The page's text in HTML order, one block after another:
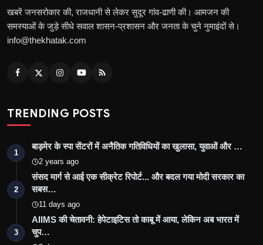
खबरें जनसरोकार की, राजधानी से लेकर सुदूर गांव-ढाणी की। आमजन की
समस्याओं के जुड़े सीधे सवाल शासन-प्रशासन और जनता के चुने नुमाइंदों से।
info@thekhatak.com
TRENDING POSTS
1
बाड़मेर के स्पा सेंटरों में अनैतिक गतिविधियों का खुलासा, युवाओं और …
2 years ago
2
संसद मार्ग से आई एक सीक्रेट रिपोर्ट... और बदल गया मोदी सरकार का
सबस…
11 days ago
3
AIIMS की चेतावनी: हेपेटाइटिस तो काबू में आया, लेकिन अब भारत में
चुप…